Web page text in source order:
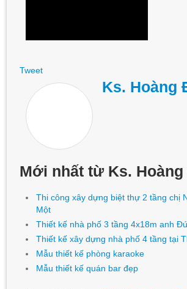
Tweet
Ks. Hoàng
Mới nhất từ Ks.
Thi công xây dựng biệt thự 2 tầng chị
Một
Thiết kế nhà phố 3 tầng 4x18m anh
Thiết kế xây dựng nhà phố 4 tầng tại
Mẫu thiết kế phòng karaoke
Mẫu thiết kế quán bar đẹp